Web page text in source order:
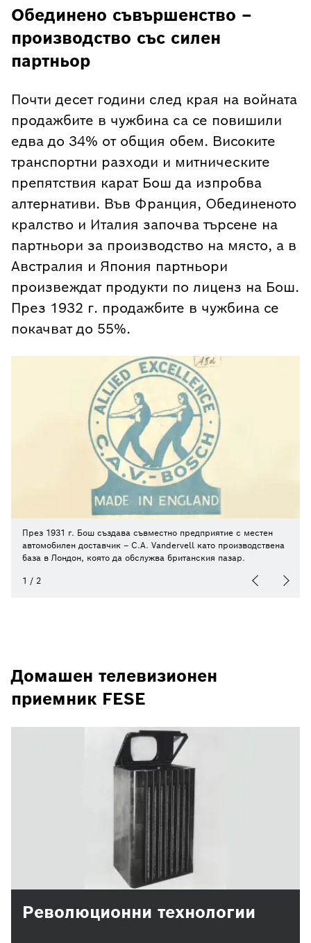
Обединено съвършенство –
производство със силен
партньор
Почти десет години след края на войната
продажбите в чужбина са се повишили
едва до 34% от общия обем. Високите
транспортни разходи и митническите
препятствия карат Бош да изпробва
алтернативи. Във Франция, Обединеното
кралство и Италия започва търсене на
партньори за производство на място, а в
Австралия и Япония партньори
произвеждат продукти по лиценз на Бош.
През 1932 г. продажбите в чужбина се
покачват до 55%.
През 1931 г. Бош създава съвместно предприятие с местен
автомобилен доставчик – C.A. Vandervell като производствена
база в Лондон, която да обслужва британския пазар.
1 / 2
Домашен телевизионен
приемник FESE
Революционни технологии